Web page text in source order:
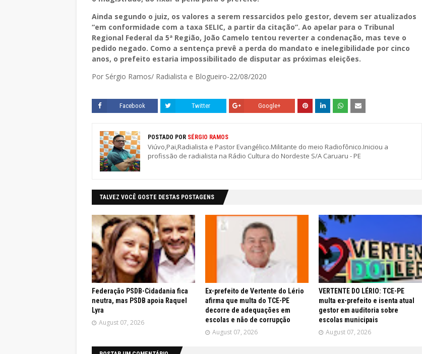
Ainda segundo o juiz, os valores a serem ressarcidos pelo gestor, devem ser atualizados
“em conformidade com a taxa SELIC, a partir da citação”. Ao apelar para o Tribunal
Regional Federal da 5ª Região, João Camelo tentou reverter a condenação, mas teve o
pedido negado. Como a sentença prevê a perda do mandato e inelegibilidade por cinco
anos, o prefeito estaria impossibilitado de disputar as próximas eleições.
Por Sérgio Ramos/ Radialista e Blogueiro-22/08/2020
Facebook Twitter Google+
POSTADO POR SÉRGIO RAMOS
Viúvo,Pai,Radialista e Pastor Evangélico.Militante do meio Radiofônico.Iniciou a
profissão de radialista na Rádio Cultura do Nordeste S/A Caruaru - PE
TALVEZ VOCÊ GOSTE DESTAS POSTAGENS
Federação PSDB-Cidadania fica
neutra, mas PSDB apoia Raquel
Lyra
August 07, 2026
Ex-prefeito de Vertente do Lério
afirma que multa do TCE-PE
decorre de adequações em
escolas e não de corrupção
August 07, 2026
VERTENTE DO LÉRIO: TCE-PE
multa ex-prefeito e isenta atual
gestor em auditoria sobre
escolas municipais
August 07, 2026